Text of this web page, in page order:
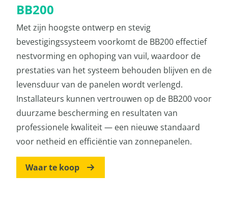
BB200
Met zijn hoogste ontwerp en stevig
bevestigingssysteem voorkomt de BB200 effectief
nestvorming en ophoping van vuil, waardoor de
prestaties van het systeem behouden blijven en de
levensduur van de panelen wordt verlengd.
Installateurs kunnen vertrouwen op de BB200 voor
duurzame bescherming en resultaten van
professionele kwaliteit — een nieuwe standaard
voor netheid en efficiëntie van zonnepanelen.
Waar te koop